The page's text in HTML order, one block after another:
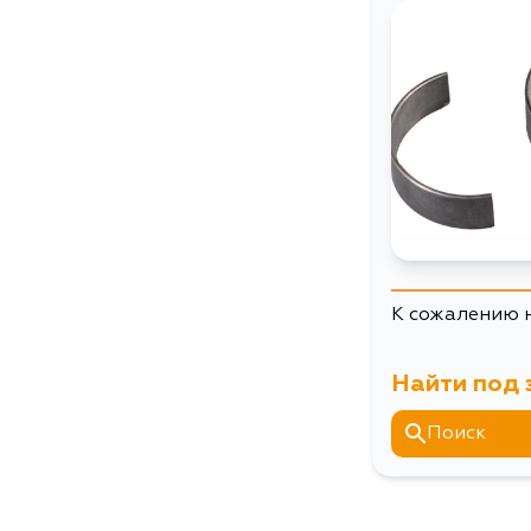
К сожалению
Найти под
Поиск